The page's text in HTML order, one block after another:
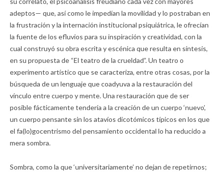
adeptos— que, así como le impedían la movilidad y lo postraban en
la frustración y la internación institucional psiquiátrica, le ofrecían
la fuente de los efluvios para su inspiración y creatividad, con la
cual construyó su obra escrita y escénica que resulta en síntesis,
en su propuesta de “El teatro de la crueldad”. Un teatro o
experimento artístico que se caracteriza, entre otras cosas, por la
búsqueda de un lenguaje que coadyuva a la restauración del
vínculo entre cuerpo y mente. Una restauración que de ser
posible fácticamente tendería a la creación de un cuerpo ‘nuevo’,
un cuerpo pensante sin los atavíos dicotómicos típicos en los que
el fa(lo)gocentrismo del pensamiento occidental lo ha reducido a
mera sombra.
Sombra, como la que ‘universitariamente’ no dejan de repetirnos;